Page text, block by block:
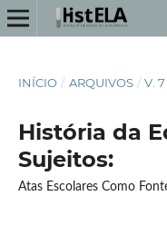
INÍCIO / ARQUIVOS / V.
História da
Sujeitos:
Atas Escolares Como